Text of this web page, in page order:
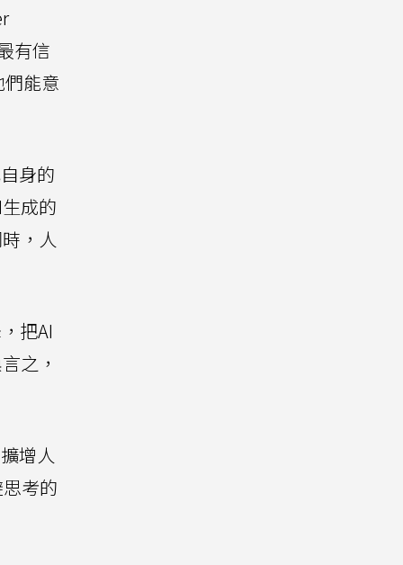
有信
能意
身的
成的
，人
把AI
之，
增人
考的